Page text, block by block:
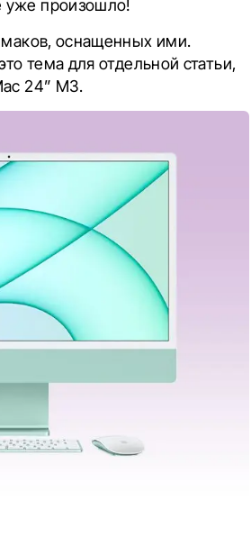
уже произошло!
маков, оснащенных ими.
тема для отдельной статьи,
24” M3.